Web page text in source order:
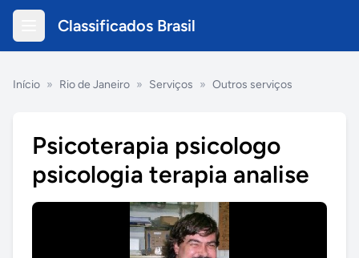
Classificados Brasil
Início » Rio de Janeiro » Serviços » Outros serviços
Psicoterapia psicologo
psicologia terapia analise